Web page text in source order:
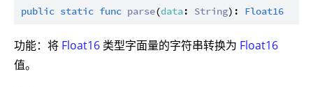
public static func parse(data: String): Float16
功能：将 Float16 类型字面量的字符串转换为 Float16
值。